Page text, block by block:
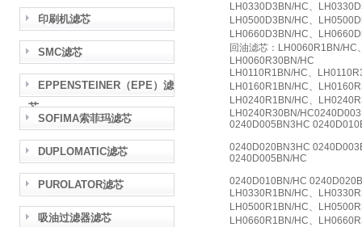
印刷机滤芯
SMC滤芯
EPPENSTEINER（EPE）滤
芯
SOFIMA索菲玛滤芯
DUPLOMATIC滤芯
PUROLATOR滤芯
吸油过滤器滤芯
LH0330D3BN/HC、
LH0500D3BN/HC、
LH0660D3BN/HC、
回油滤芯：LH0060R1BN/
LH0060R30BN/HC
LH0110R1BN/HC、
LH0160R1BN/HC、
LH0240R1BN/HC、
LH0240R30BN/
0240D005BN3HC
0240D020BN3HC
0240D005BN/HC
0240D010BN/HC
LH0330R1BN/HC、
LH0500R1BN/HC、
LH0660R1BN/HC、